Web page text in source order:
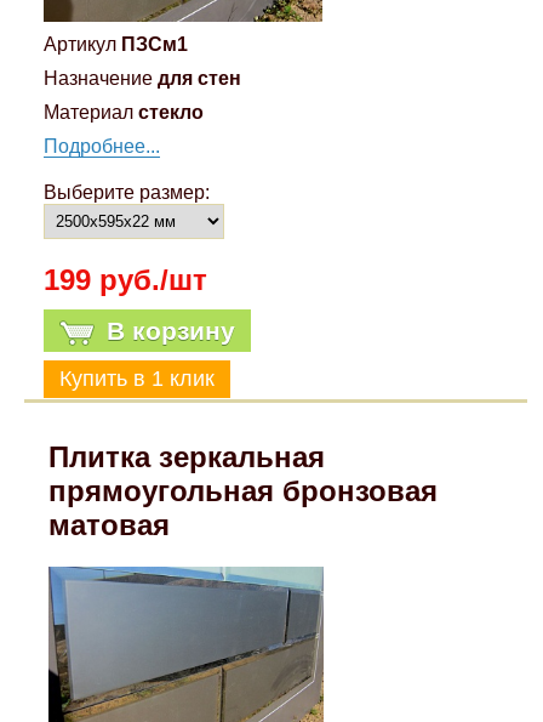
Артикул ПЗСм1
Назначение для стен
Материал стекло
Подробнее...
Выберите размер:
199 руб./шт
В корзину
Плитка зеркальная
прямоугольная бронзовая
матовая